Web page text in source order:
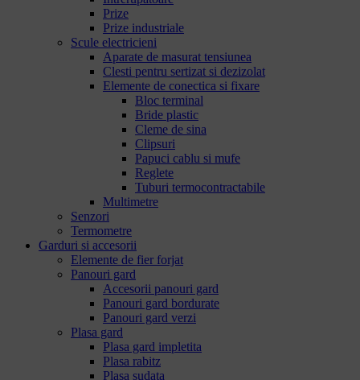
Prize
Prize industriale
Scule electricieni
Aparate de masurat tensiunea
Clesti pentru sertizat si dezizolat
Elemente de conectica si fixare
Bloc terminal
Bride plastic
Cleme de sina
Clipsuri
Papuci cablu si mufe
Reglete
Tuburi termocontractabile
Multimetre
Senzori
Termometre
Garduri si accesorii
Elemente de fier forjat
Panouri gard
Accesorii panouri gard
Panouri gard bordurate
Panouri gard verzi
Plasa gard
Plasa gard impletita
Plasa rabitz
Plasa sudata